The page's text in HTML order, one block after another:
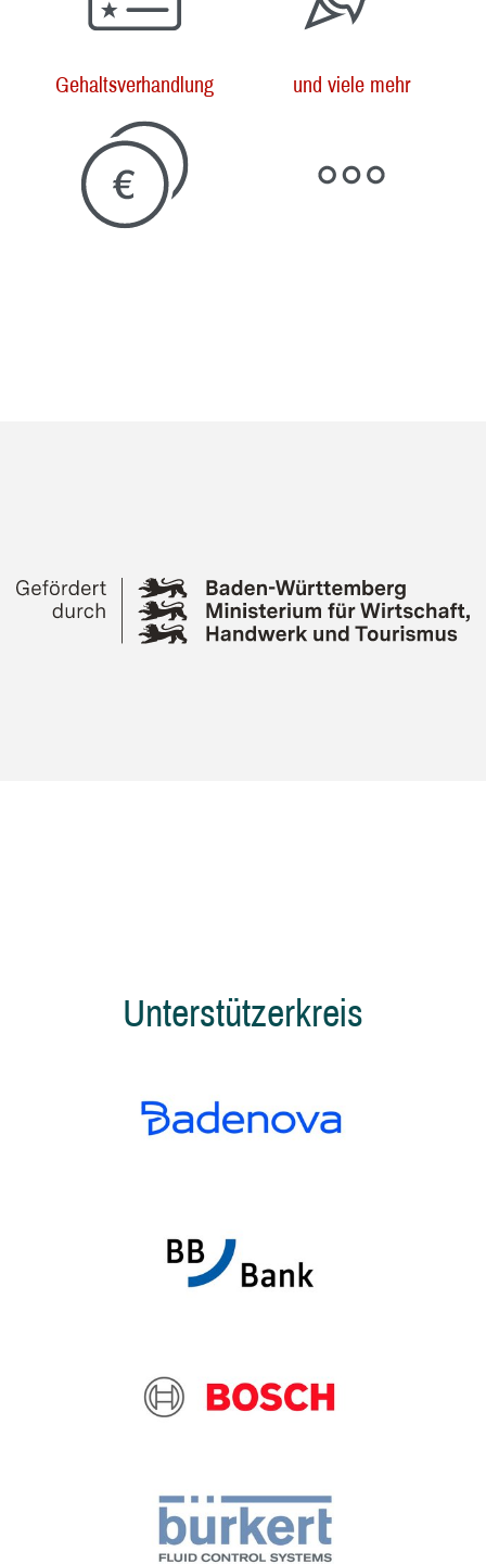
Gehaltsverhandlung und viele mehr
Unterstützerkreis